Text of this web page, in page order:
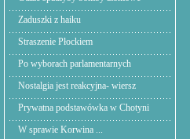
Zaduszki z haiku
Straszenie Płockiem
Po wyborach parlamentarnych
Nostalgia jest reakcyjna- wiersz
Prywatna podstawówka w Chotyni
W sprawie Korwina ...